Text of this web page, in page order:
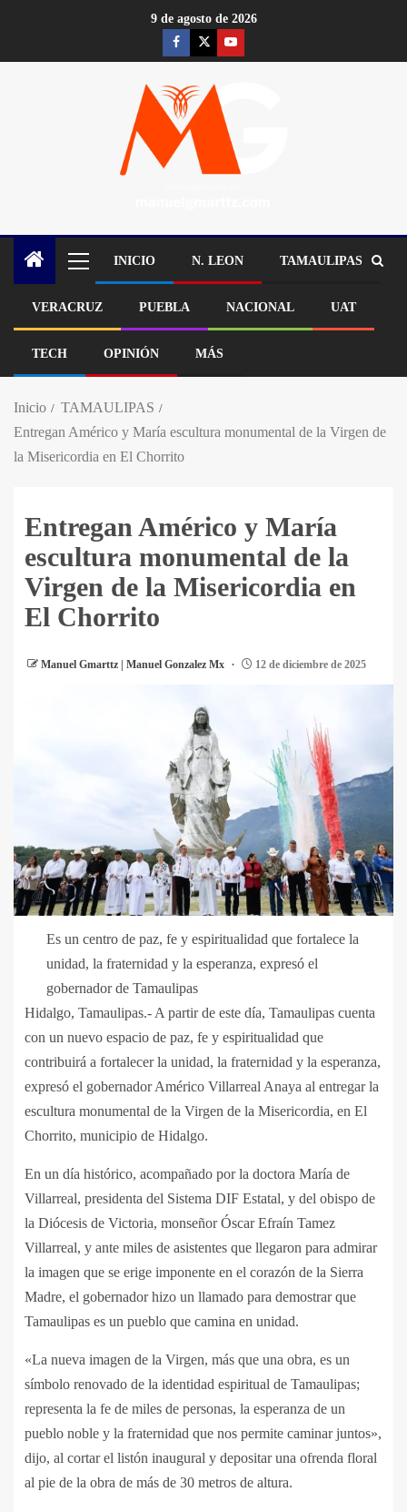
9 de agosto de 2026
INICIO N. LEON TAMAULIPAS
VERACRUZ PUEBLA NACIONAL UAT
TECH OPINIÓN MÁS
Inicio
TAMAULIPAS
Entregan Américo y María escultura monumental de la Virgen de
la Misericordia en El Chorrito
Entregan Américo y María
escultura monumental de la
Virgen de la Misericordia en
El Chorrito
Manuel Gmarttz | Manuel Gonzalez Mx 12 de diciembre de 2025
Es un centro de paz, fe y espiritualidad que fortalece la
unidad, la fraternidad y la esperanza, expresó el
gobernador de Tamaulipas
Hidalgo, Tamaulipas.- A partir de este día, Tamaulipas cuenta
con un nuevo espacio de paz, fe y espiritualidad que
contribuirá a fortalecer la unidad, la fraternidad y la esperanza,
expresó el gobernador Américo Villarreal Anaya al entregar la
escultura monumental de la Virgen de la Misericordia, en El
Chorrito, municipio de Hidalgo.
En un día histórico, acompañado por la doctora María de
Villarreal, presidenta del Sistema DIF Estatal, y del obispo de
la Diócesis de Victoria, monseñor Óscar Efraín Tamez
Villarreal, y ante miles de asistentes que llegaron para admirar
la imagen que se erige imponente en el corazón de la Sierra
Madre, el gobernador hizo un llamado para demostrar que
Tamaulipas es un pueblo que camina en unidad.
«La nueva imagen de la Virgen, más que una obra, es un
símbolo renovado de la identidad espiritual de Tamaulipas;
representa la fe de miles de personas, la esperanza de un
pueblo noble y la fraternidad que nos permite caminar juntos»,
dijo, al cortar el listón inaugural y depositar una ofrenda floral
al pie de la obra de más de 30 metros de altura.